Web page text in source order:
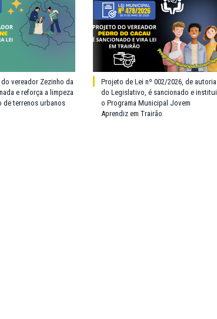
vereador Zezinho da
e reforça a limpeza
de terrenos urbanos
Projeto de Lei nº 002/2026, de autoria
do Legislativo, é sancionado e institui
o Programa Municipal Jovem
Aprendiz em Trairão